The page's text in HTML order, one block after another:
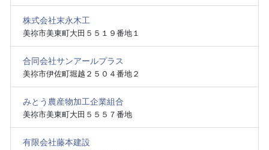
株式会社末永木工
美祢市美東町大田５５１９番地１
合同会社サンアールプラス
美祢市伊佐町堀越２５０４番地２
みとう農産物加工企業組合
美祢市美東町大田５５５７番地
有限会社藤本建設